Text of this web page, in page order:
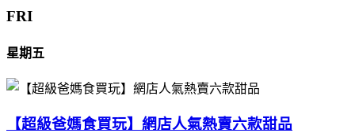
FRI
星期五
【超級爸媽食買玩】網店人氣熱賣六款甜品